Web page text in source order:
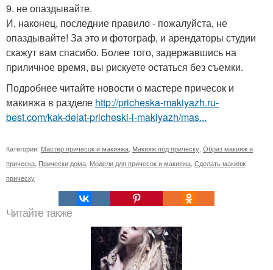
9. не опаздывайте.
И, наконец, последние правило - пожалуйста, не
опаздывайте! За это и фотограф, и арендаторы студии
скажут вам спасибо. Более того, задержавшись на
приличное время, вы рискуете остаться без съемки.
Подробнее читайте новости о мастере причесок и
макияжа в разделе http://pricheska-makiyazh.ru-
best.com/kak-delat-pricheski-i-makiyazh/mas...
Категории: Мастер причесок и макияжа Макияж под прическу Образ макияж и
прическа Прически дома Модели для причесок и макияжа Сделать макияж
прическу
Читайте также